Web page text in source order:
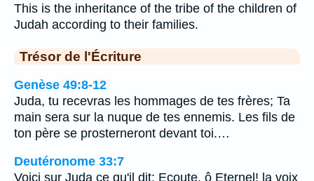
This is the inheritance of the tribe of the children of
Judah according to their families.
Trésor de l'Écriture
Genèse 49:8-12
Juda, tu recevras les hommages de tes frères; Ta
main sera sur la nuque de tes ennemis. Les fils de
ton père se prosterneront devant toi.…
Deutéronome 33:7
Voici sur Juda ce qu'il dit: Ecoute, ô Eternel! la voix